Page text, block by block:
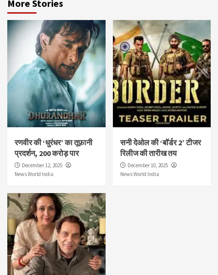
More Stories
रणवीर की ‘धुरंधर’ का तूफ़ानी
प्रदर्शन, 200 करोड़ पार
December 12, 2025
News World India
सनी देओल की ‘बॉर्डर 2’ टीजर
रिलीज की तारीख तय
December 10, 2025
News World India